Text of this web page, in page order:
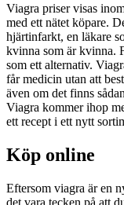
Viagra priser visas
med ett nätet köpare.
hjärtinfarkt, en läkare
kvinna som är kvinna.
som ett alternativ.
får medicin utan att
även om det finns
Viagra kommer ihop
ett recept i ett nytt
Köp online
Eftersom viagra är en
det vara tecken på att